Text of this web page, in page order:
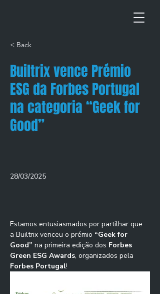
< Back
Builtrix vence Prémio
ESG da Forbes Portugal
na categoria “Geek for
Good”
28/03/2025
Estamos entusiasmados por partilhar que
a Builtrix venceu o prémio “Geek for
Good” na primeira edição dos Forbes
Green ESG Awards, organizados pela
Forbes Portugal!